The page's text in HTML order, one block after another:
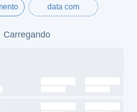
data com
Carregando